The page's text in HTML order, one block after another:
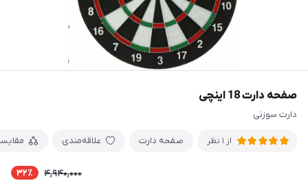
صفحه دارت 18 اینچی
دارت سوزنی
از 1 نظر صفحه دارت علاقه‌مندی
4,940,000 32٪